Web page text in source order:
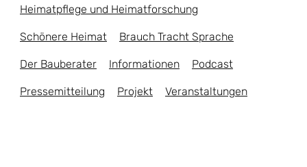
Heimatpflege und Heimatforschung
Schönere Heimat Brauch Tracht Sprache
Der Bauberater Informationen Podcast
Pressemitteilung Projekt Veranstaltungen